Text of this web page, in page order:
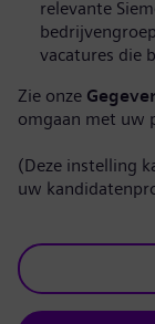
relevante
vacatures die
Zie onze
omgaan met uw
(Deze instelling
uw